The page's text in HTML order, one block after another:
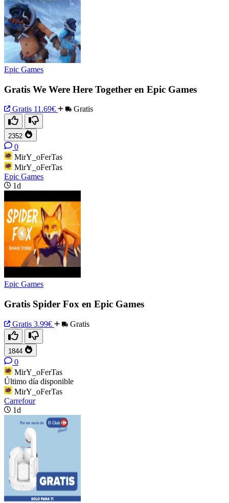
Epic Games
Gratis We Were Here Together en Epic Games
Gratis 11.69€ Gratis
2352
0
MirY_oFerTas
MirY_oFerTas
Epic Games
1d
Epic Games
Gratis Spider Fox en Epic Games
Gratis 3.99€ Gratis
1844
0
MirY_oFerTas
Último día disponible
MirY_oFerTas
Carrefour
1d